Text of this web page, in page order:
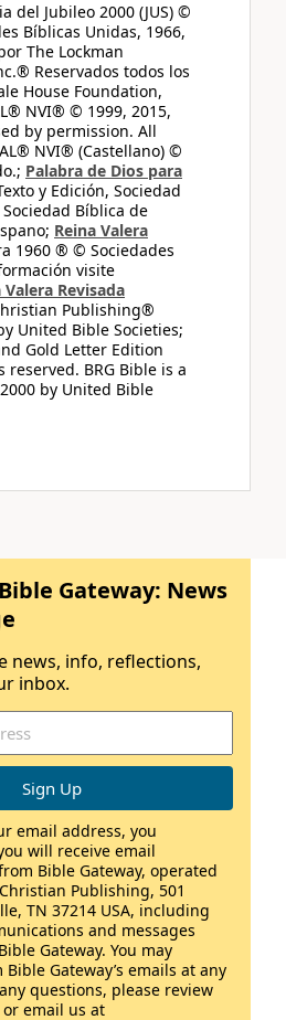
del Jubileo 2000 (JUS) ©
Bíblicas Unidas, 1966,
The Lockman
Reservados todos los
House Foundation,
NVI® © 1999, 2015,
by permission. All
NVI® (Castellano) ©
Palabra de Dios para
y Edición, Sociedad
Bíblica de
Reina Valera
1960 ® © Sociedades
visite
Valera Revisada
Publishing®
United Bible Societies;
Gold Letter Edition
BRG Bible is a
by United Bible
Gateway: News
news, info, reflections,
inbox.
email address, you
will receive email
Bible Gateway, operated
Publishing, 501
TN 37214 USA, including
and messages
Gateway. You may
Gateway’s emails at any
questions, please review
or email us at